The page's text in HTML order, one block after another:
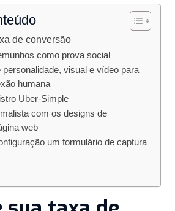
de conversão
como prova social
personalidade, visual e vídeo para
humana
Uber-Simple
com os designs de
web
um formulário de captura